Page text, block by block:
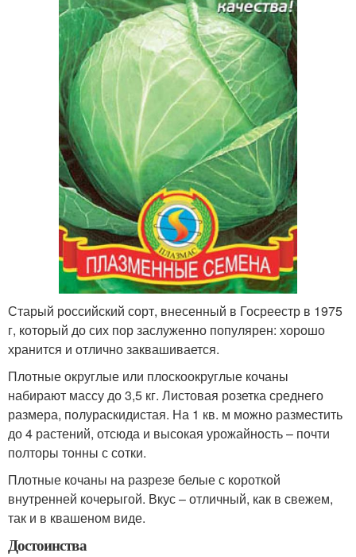
Старый российский сорт, внесенный в Госреестр в 1975
г, который до сих пор заслуженно популярен: хорошо
хранится и отлично заквашивается.
Плотные округлые или плоскоокруглые кочаны
набирают массу до 3,5 кг. Листовая розетка среднего
размера, полураскидистая. На 1 кв. м можно разместить
до 4 растений, отсюда и высокая урожайность – почти
полторы тонны с сотки.
Плотные кочаны на разрезе белые с короткой
внутренней кочерыгой. Вкус – отличный, как в свежем,
так и в квашеном виде.
Достоинства